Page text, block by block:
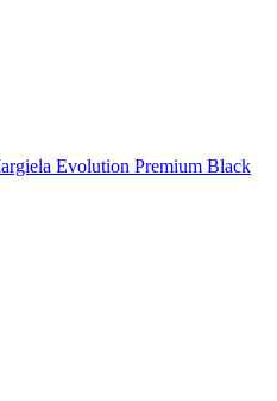
Evolution Premium Black